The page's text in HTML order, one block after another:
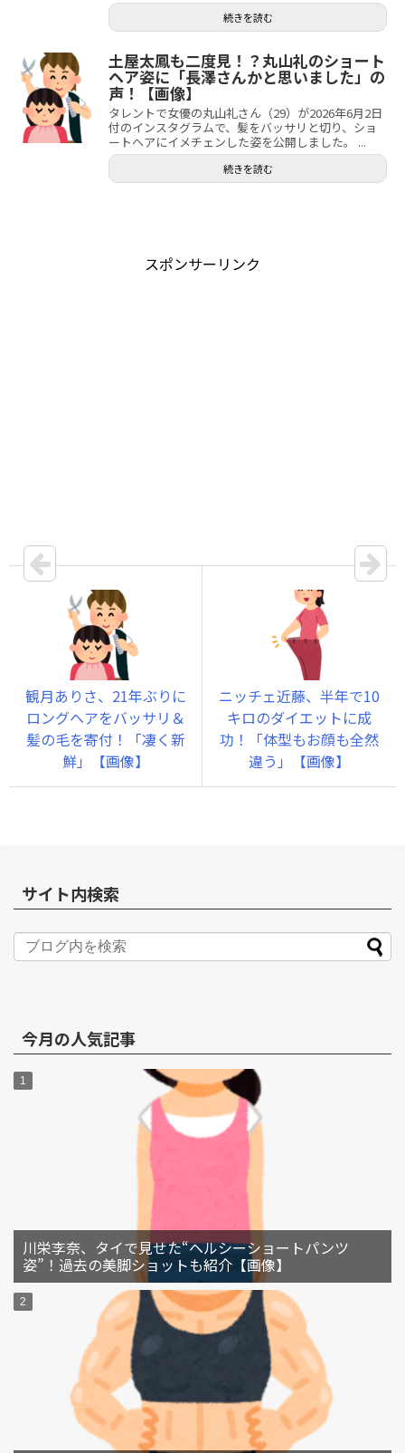
続きを読む
土屋太鳳も二度見！？丸山礼のショート
ヘア姿に「長澤さんかと思いました」の
声！【画像】
タレントで女優の丸山礼さん（29）が2026年6月2日
付のインスタグラムで、髪をバッサリと切り、ショ
ートヘアにイメチェンした姿を公開しました。 ...
続きを読む
スポンサーリンク
観月ありさ、21年ぶりに
ロングヘアをバッサリ＆
髪の毛を寄付！「凄く新
鮮」【画像】
ニッチェ近藤、半年で10
キロのダイエットに成
功！「体型もお顔も全然
違う」【画像】
サイト内検索
今月の人気記事
川栄李奈、タイで見せた“ヘルシーショートパンツ
姿”！過去の美脚ショットも紹介【画像】